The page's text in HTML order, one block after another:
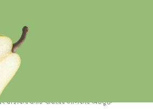
করে যা সুস্থ ও সক্রিয় থাকতে সহায়তা
ফ্যাট খাবারের তালিকায় অন্তর্ভুক্ত